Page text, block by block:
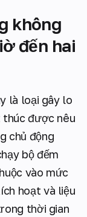
không
đến hai
là loại gây lo
thúc được nêu
chủ động
bộ đếm
vào mức
hoạt và liệu
thời gian